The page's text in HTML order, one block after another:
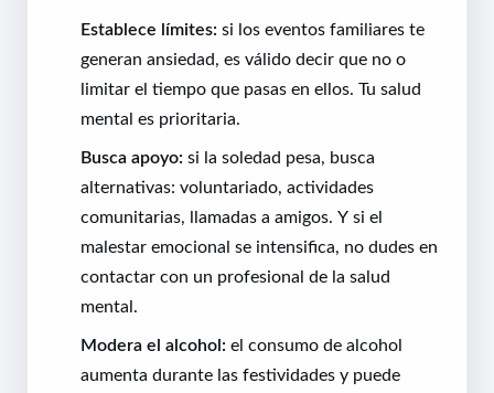
Establece límites: si los eventos familiares te
generan ansiedad, es válido decir que no o
limitar el tiempo que pasas en ellos. Tu salud
mental es prioritaria.
Busca apoyo: si la soledad pesa, busca
alternativas: voluntariado, actividades
comunitarias, llamadas a amigos. Y si el
malestar emocional se intensifica, no dudes en
contactar con un profesional de la salud
mental.
Modera el alcohol: el consumo de alcohol
aumenta durante las festividades y puede